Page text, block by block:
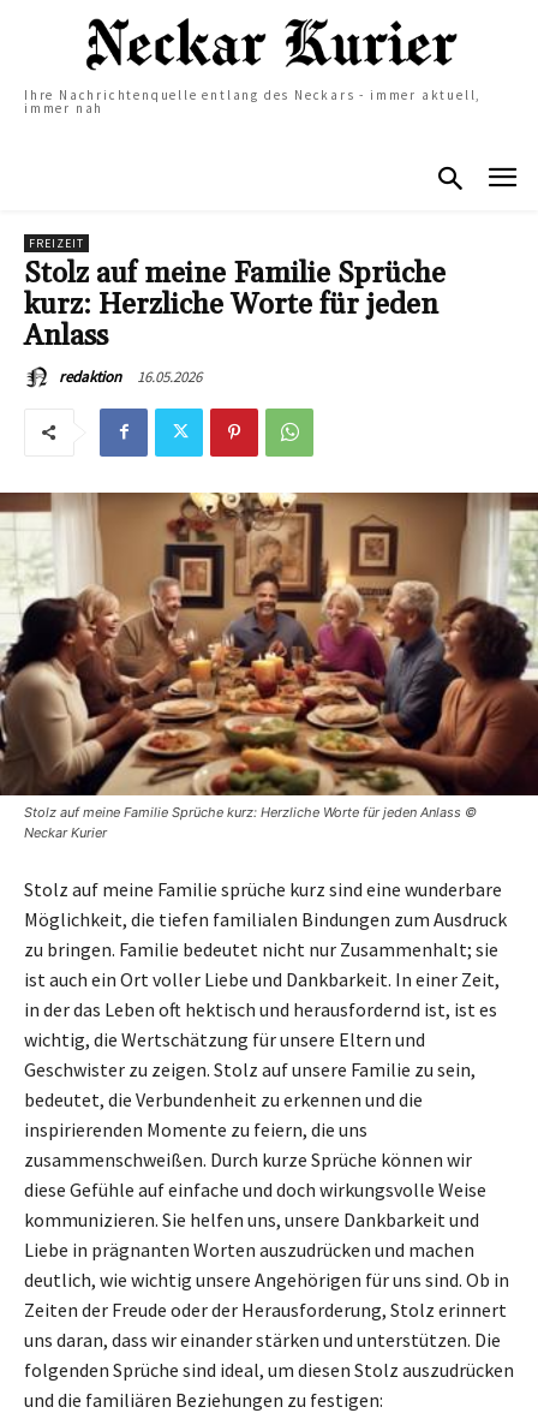
Ihre Nachrichtenquelle entlang des Neckars - immer aktuell,
immer nah
FREIZEIT
Stolz auf meine Familie Sprüche
kurz: Herzliche Worte für jeden
Anlass
redaktion 16.05.2026
Stolz auf meine Familie Sprüche kurz: Herzliche Worte für jeden Anlass ©
Neckar Kurier
Stolz auf meine Familie sprüche kurz sind eine wunderbare
Möglichkeit, die tiefen familialen Bindungen zum Ausdruck
zu bringen. Familie bedeutet nicht nur Zusammenhalt; sie
ist auch ein Ort voller Liebe und Dankbarkeit. In einer Zeit,
in der das Leben oft hektisch und herausfordernd ist, ist es
wichtig, die Wertschätzung für unsere Eltern und
Geschwister zu zeigen. Stolz auf unsere Familie zu sein,
bedeutet, die Verbundenheit zu erkennen und die
inspirierenden Momente zu feiern, die uns
zusammenschweißen. Durch kurze Sprüche können wir
diese Gefühle auf einfache und doch wirkungsvolle Weise
kommunizieren. Sie helfen uns, unsere Dankbarkeit und
Liebe in prägnanten Worten auszudrücken und machen
deutlich, wie wichtig unsere Angehörigen für uns sind. Ob in
Zeiten der Freude oder der Herausforderung, Stolz erinnert
uns daran, dass wir einander stärken und unterstützen. Die
folgenden Sprüche sind ideal, um diesen Stolz auszudrücken
und die familiären Beziehungen zu festigen: